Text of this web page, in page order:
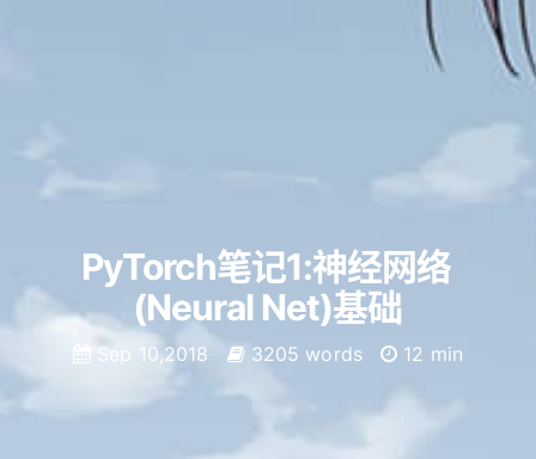
PyTorch笔记1:神经网络
(Neural Net)基础
Sep 10,2018 3205 words 12 min